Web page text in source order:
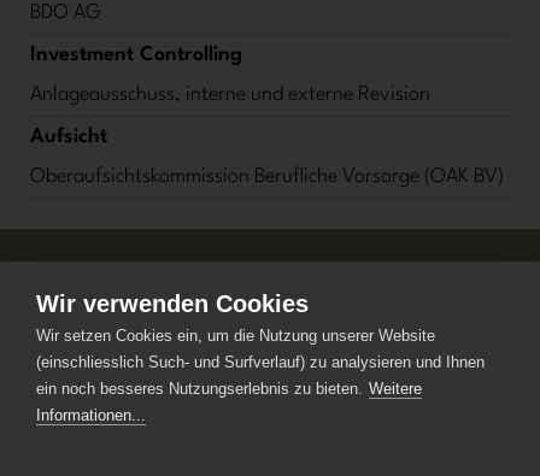
BDO AG
Investment Controlling
Anlageausschuss, interne und externe Revision
Aufsicht
Oberaufsichtskommission Berufliche Vorsorge (OAK BV)
KGAST ©
Konferenz der Geschäftsführer von
Anlagestiftungen
Kreuzstrasse 26
Wir verwenden Cookies
Wir setzen Cookies ein, um die Nutzung unserer Website
(einschliesslich Such- und Surfverlauf) zu analysieren und Ihnen
ein noch besseres Nutzungserlebnis zu bieten. Weitere
Informationen...